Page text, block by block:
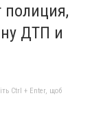
полиция,
ДТП и
Ctrl + Enter, щоб